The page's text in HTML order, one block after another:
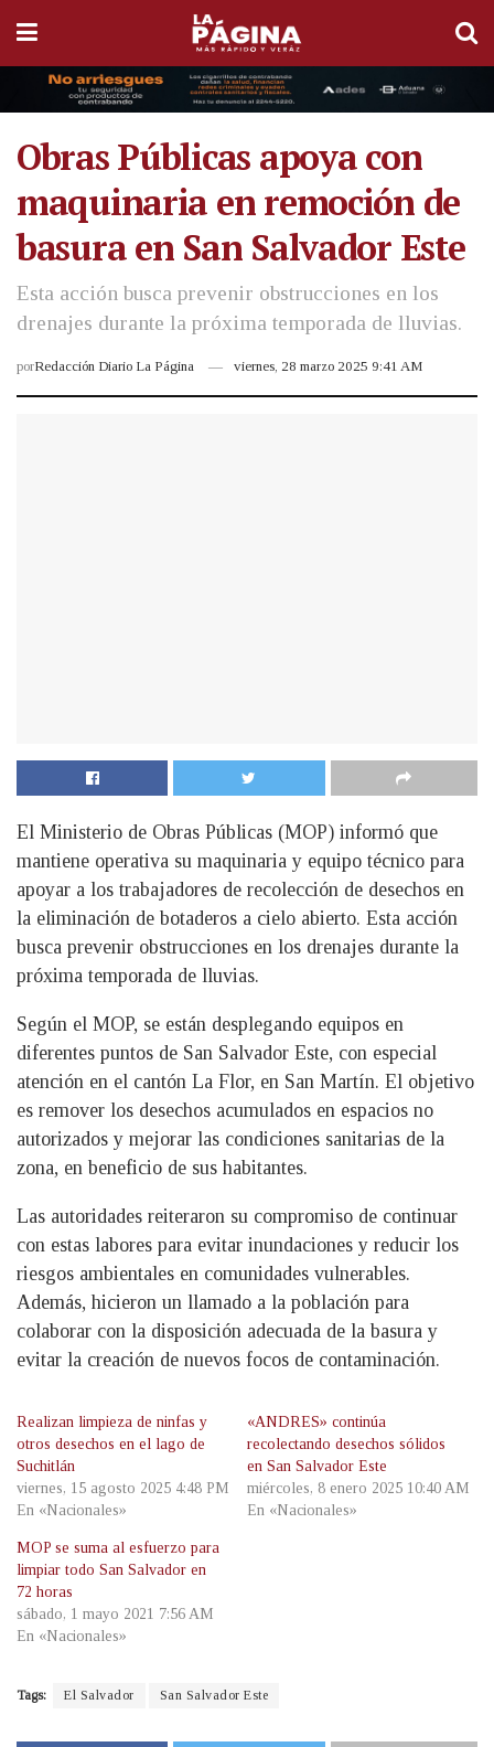
Obras Públicas apoya con
maquinaria en remoción de
basura en San Salvador Este
Esta acción busca prevenir obstrucciones en los
drenajes durante la próxima temporada de lluvias.
porRedacción Diario La Página viernes, 28 marzo 2025 9:41 AM
El Ministerio de Obras Públicas (MOP) informó que
mantiene operativa su maquinaria y equipo técnico para
apoyar a los trabajadores de recolección de desechos en
la eliminación de botaderos a cielo abierto. Esta acción
busca prevenir obstrucciones en los drenajes durante la
próxima temporada de lluvias.
Según el MOP, se están desplegando equipos en
diferentes puntos de San Salvador Este, con especial
atención en el cantón La Flor, en San Martín. El objetivo
es remover los desechos acumulados en espacios no
autorizados y mejorar las condiciones sanitarias de la
zona, en beneficio de sus habitantes.
Las autoridades reiteraron su compromiso de continuar
con estas labores para evitar inundaciones y reducir los
riesgos ambientales en comunidades vulnerables.
Además, hicieron un llamado a la población para
colaborar con la disposición adecuada de la basura y
evitar la creación de nuevos focos de contaminación.
Realizan limpieza de ninfas y
otros desechos en el lago de
Suchitlán
viernes, 15 agosto 2025 4:48 PM
En «Nacionales»
«ANDRES» continúa
recolectando desechos sólidos
en San Salvador Este
miércoles, 8 enero 2025 10:40 AM
En «Nacionales»
MOP se suma al esfuerzo para
limpiar todo San Salvador en
72 horas
sábado, 1 mayo 2021 7:56 AM
En «Nacionales»
Tags: El Salvador San Salvador Este